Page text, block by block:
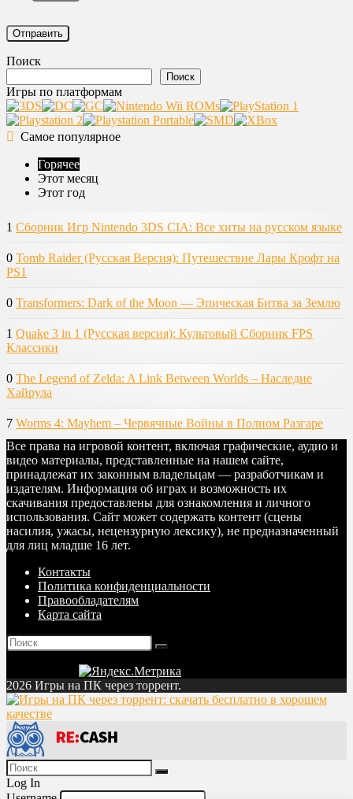
Поиск
Поиск
Игры по платформам
Самое популярное
Горячее
Этот месяц
Этот год
1 Сборник Игр Nintendo 3DS CIA: Все хиты на русском языке
0 Tomb Raider (Русская Версия): Путешествие Лары Крофт на
PS1
0 Transformers: Dark of the Moon — Эпическая Битва за Землю
1 Quake 3 in 1 (Русская версия): Культовый Сборник FPS
Классики
0 The Legend of Zelda: A Link Between Worlds – Наследие
Хайрула
7 Worms 4: Mayhem – Червячные Войны в Полном Разгаре
Все права на игровой контент, включая графические, аудио и
видео материалы, представленные на нашем сайте,
принадлежат их законным владельцам — разработчикам и
издателям. Информация об играх и возможность их
скачивания предоставлены для ознакомления и личного
использования. Сайт может содержать контент (сцены
насилия, ужасы, нецензурную лексику), не предназначенный
для лиц младше 16 лет.
Контакты
Политика конфиденциальности
Правообладателям
Карта сайта
2026 Игры на ПК через торрент.
Log In